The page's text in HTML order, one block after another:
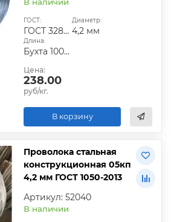
ГОСТ:
ГОСТ 3282-74|ГОСТ 6727-80|ГОСТ 9389-75
Диаметр:
4,2 мм
Длина:
Бухта 100-200 кг
Цена:
238.00
руб/кг.
В корзину
Проволока стальная
конструкционная 05кп
4,2 мм ГОСТ 1050-2013
Артикул: 52040
В наличии